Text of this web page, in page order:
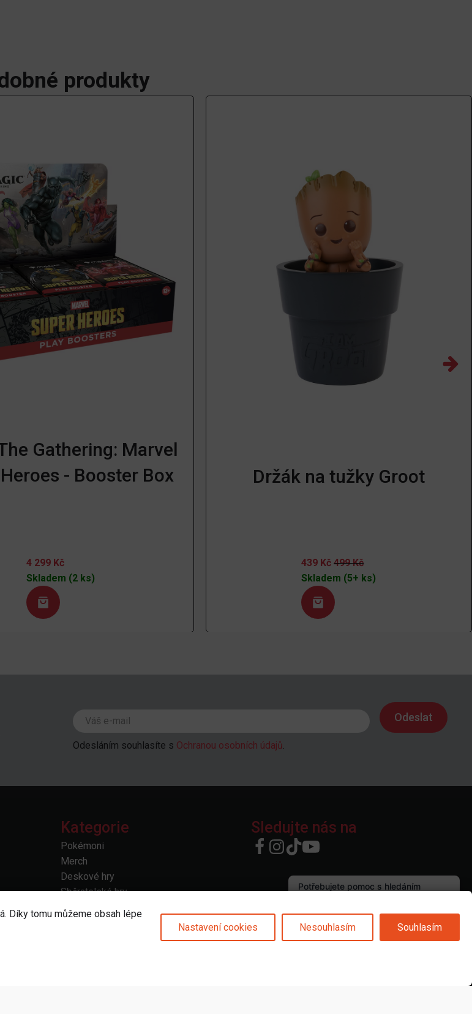
produkty
Gathering: Marvel
- Booster Box
4 299 Kč
Skladem (2 ks)
Držák na tužky Groot
439 Kč 499Kč
Skladem (5+ ks)
Odesláním souhlasíte s Ochranou osobních údajů.
Kategorie
Pokémoni
Merch
Deskové hry
Sběratelské hry
Doplňky a příslušenství
Sledujte nás na
Díky tomu můžeme obsah lépe
Nastavení cookies Nesouhlasím Souhlasím